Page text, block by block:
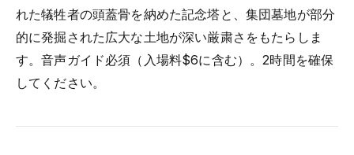
れた犠牲者の頭蓋骨を納めた記念塔と、集団墓地が部分
的に発掘された広大な土地が深い厳粛さをもたらしま
す。音声ガイド必須（入場料$6に含む）。2時間を確保
してください。